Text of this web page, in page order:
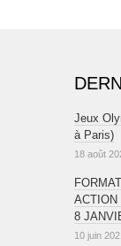
Jeux
à Paris)
18 août
ACTION
8
10 juin